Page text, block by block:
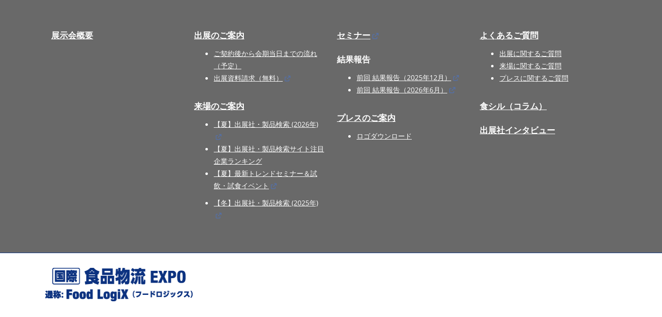
展示会概要 出展のご案内
ご契約後から会期当日までの流れ
（予定）
出展資料請求（無料）
来場のご案内
【夏】出展社・製品検索 (2026年)
【夏】出展社・製品検索サイト注目
企業ランキング
【夏】最新トレンドセミナー＆試
飲・試食イベント
【冬】出展社・製品検索 (2025年)
セミナー
結果報告
前回 結果報告（2025年12月）
前回 結果報告（2026年6月）
プレスのご案内
ロゴダウンロード
よくあるご質問
出展に関するご質問
来場に関するご質問
プレスに関するご質問
食シル（コラム）
出展社インタビュー